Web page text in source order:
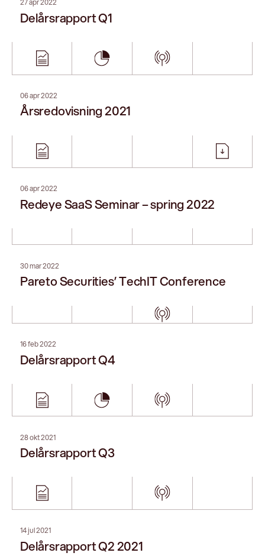
30 mar 2022
Pareto Securities’ TechIT Conference
Delårsrapport Q4
Delårsrapport Q3
14 jul 2021
Delårsrapport Q2 2021
27 apr 2021
Delårsrapport Q1 2021
01 apr 2021
Årsredovisning 2020
16 feb 2021